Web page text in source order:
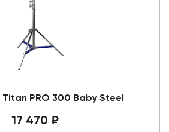
PRO 300 Baby Steel
17 470 ₽